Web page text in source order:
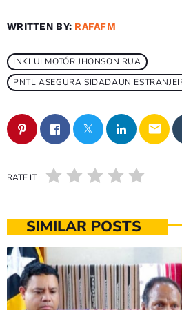
WRITTEN BY: RAFAFM
INKLUI MOTÓR JHONSON RUA
PNTL ASEGURA SIDADAUN
email
RATE IT
SIMILAR POSTS